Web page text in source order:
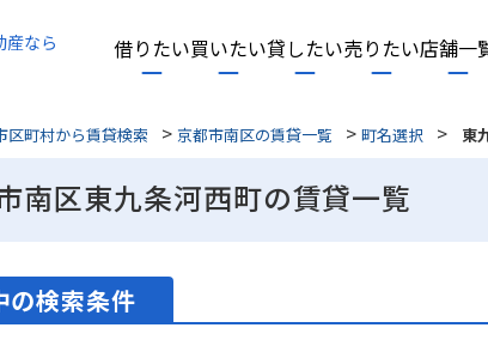
産なら
借りたい買いたい貸したい売りたい店舗一
区町村から賃貸検索 > 京都市南区の賃貸一覧 > 町名選択 > 東
南区東九条河西町の賃貸一覧
の検索条件